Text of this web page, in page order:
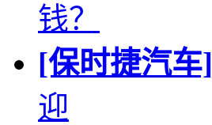
钱？
[保时捷汽车]
迎